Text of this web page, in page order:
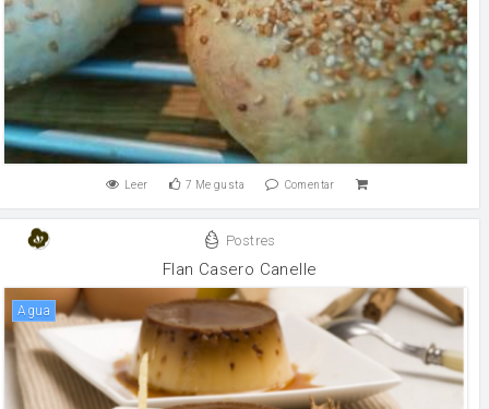
Leer 7 Me gusta Comentar
Postres
Flan Casero Canelle
agua